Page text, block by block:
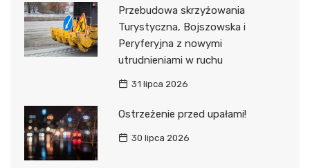
Przebudowa skrzyżowania
Turystyczna, Bojszowska i
Peryferyjna z nowymi
utrudnieniami w ruchu
31 lipca 2026
Ostrzeżenie przed upałami!
30 lipca 2026